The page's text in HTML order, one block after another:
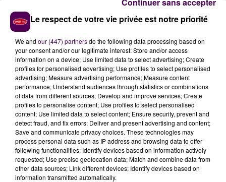
Rassemblement impossible ?
Tandis que le candidat désigné par son camp entend
maintenant rassembler la gauche, de Jean-Luc
Mélenchon à Emmanuel Macron, pour avoir une
chance d’être au second tour de l’élection
présidentielle, Jean-Claude Boulard doute de cette
possibilité :"J’entends bien la nécessité de
rassemblement mais on a trop souvent souffert de
synthèses ambigües qui se sont fissurées dans le
cadre de l’exercice du pouvoir"conclut l’édile
manceau.
Le respect de votre vie privée est notre priorité
We and our (447) partnersdo the following data processing based on
your consent and/or our legitimate interest: Store and/or access
information on a device; Use limited data to select advertising; Create
profiles for personalised advertising; Use profiles to select personalised
advertising; Measure advertising performance; Measure content
performance; Understand audiences through statistics or combinations
of data from different sources; Develop and improve services; Create
profiles to personalise content; Use profiles to select personalised
content; Use limited data to select content; Ensure security, prevent and
detect fraud, and fix errors; Deliver and present advertising and content;
Save and communicate privacy choices. These technologies may
process personal data such as IP address and browsing data to offer
following functionalities: Identify devices based on information actively
requested; Use precise geolocation data; Match and combine data from
other data sources; Link different devices; Identify devices based on
information transmitted automatically.